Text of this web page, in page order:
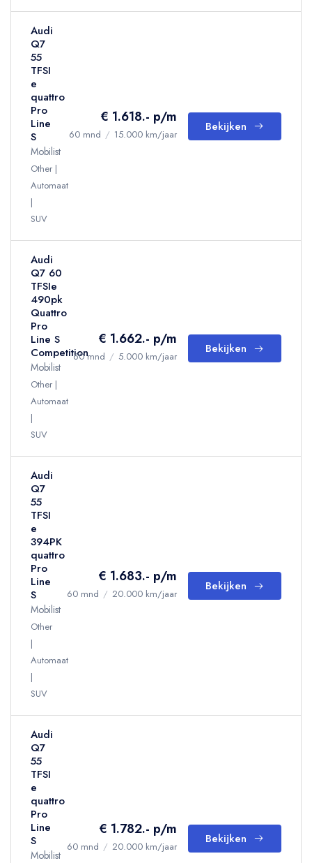
Audi
Q7
55
TFSI
e
quattro
Pro
Line
S
Mobilist
Other
Automaat
SUV
€ 1.618.- p/m
60 mnd / 15.000 km/jaar
Bekijken
Audi
Q7 60
TFSIe
490pk
Quattro
Pro
Line S
Competition
Mobilist
Other
Automaat
SUV
€ 1.662.- p/m
60 mnd / 5.000 km/jaar
Bekijken
Audi
Q7
55
TFSI
e
394PK
quattro
Pro
Line
S
Mobilist
Other
Automaat
SUV
€ 1.683.- p/m
60 mnd / 20.000 km/jaar
Bekijken
Audi
Q7
55
TFSI
e
quattro
Pro
Line
S
Mobilist
€ 1.782.- p/m
60 mnd / 20.000 km/jaar
Bekijken